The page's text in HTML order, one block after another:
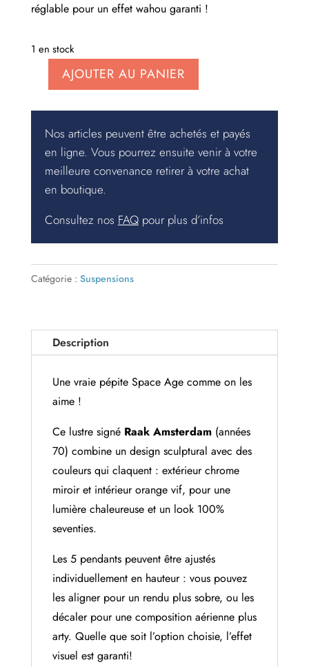
réglable pour un effet wahou garanti !
1 en stock
quantité
vintage
Raak
chrome
AJOUTER AU PANIER
Nos articles peuvent être achetés et payés
en ligne. Vous pourrez ensuite venir à votre
meilleure convenance retirer à votre achat
en boutique.
Consultez nos FAQpour plus d’infos
Catégorie : Suspensions
Description
Une vraie pépite Space Age comme on les
aime !
Ce lustre signé Raak Amsterdam(années
70) combine un design sculptural avec des
couleurs qui claquent : extérieur chrome
miroir et intérieur orange vif, pour une
lumière chaleureuse et un look 100%
seventies.
Les 5 pendants peuvent être ajustés
individuellement en hauteur : vous pouvez
les aligner pour un rendu plus sobre, ou les
décaler pour une composition aérienne plus
arty. Quelle que soit l’option choisie, l’effet
visuel est garanti!